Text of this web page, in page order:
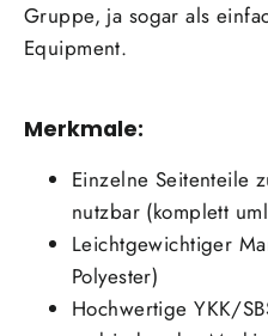
Gruppe, ja sogar als
Equipment.
Merkmale:
Einzelne Seitenteile
nutzbar (komplett
Leichtgewichtiger
Polyester)
Hochwertige YKK/